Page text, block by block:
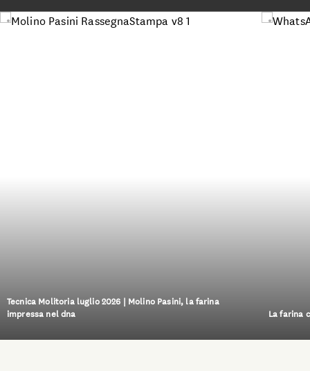
Tecnica Molitoria luglio 2026 | Molino Pasini, la farina
impressa nel dna
La farina